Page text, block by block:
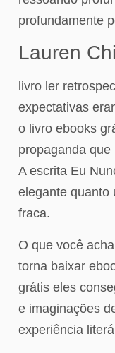
profundamente
Lauren
livro ler
expectativas
o livro ebooks
propaganda
A escrita Eu
elegante quanto
fraca.
O que você
torna baixar
grátis eles
e imaginações
experiência